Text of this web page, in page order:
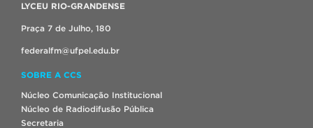
LYCEU RIO-GRANDENSE
Praça 7 de Julho, 180
federalfm@ufpel.edu.br
SOBRE A CCS
Núcleo Comunicação Institucional
Núcleo de Radiodifusão Pública
Secretaria